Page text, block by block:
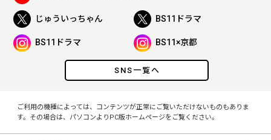
SNS一覧へ
じゅういっちゃん BS11ドラマ
BS11ドラマ BS11×京都
ご利用の機種によっては、コンテンツが正常にご覧いただけないものもありま
す。その場合は、パソコンよりPC版ホームページをご覧ください。